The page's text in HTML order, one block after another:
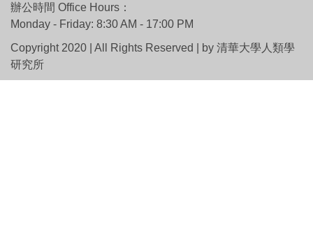
辦公時間 Office Hours：
Monday - Friday: 8:30 AM - 17:00 PM
Copyright 2020 | All Rights Reserved | by 清華大學人類學
研究所